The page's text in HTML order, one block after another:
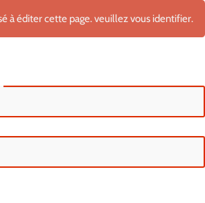
à éditer cette page. veuillez vous identifier.